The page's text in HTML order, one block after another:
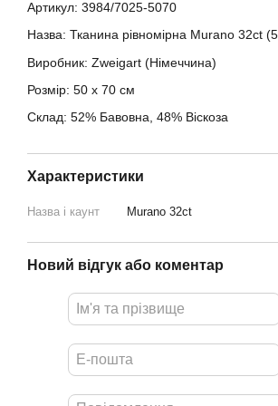
Артикул: 3984/7025-5070
Назва: Тканина рівномірна Murano 32ct
Виробник: Zweigart (Німеччина)
Розмір: 50 х 70 см
Склад: 52% Бавовна, 48% Віскоза
Характеристики
Назва і каунт Murano 32ct
Новий відгук або коментар